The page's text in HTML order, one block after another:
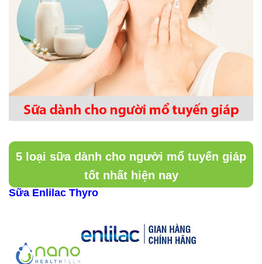
5 loại sữa dành cho người mổ tuyến giáp
tốt nhất hiện nay
Sữa Enlilac Thyro